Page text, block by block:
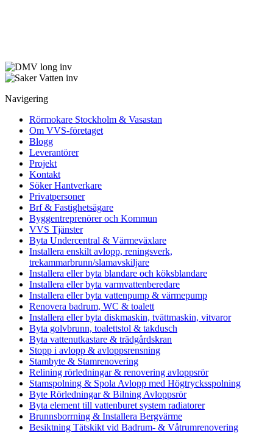
Navigering
Rörmokare Stockholm & Vasastan
Om VVS-företaget
Blogg
Leverantörer
Projekt
Kontakt
Söker Hantverkare
Privatpersoner
Brf & Fastighetsägare
Byggentreprenörer och Kommun
VVS Tjänster
Byta Undercentral & Värmeväxlare
Installera enskilt avlopp, reningsverk,
trekammarbrunn/slamavskiljare
Installera eller byta blandare och köksblandare
Installera eller byta varmvattenberedare
Installera eller byta vattenpump & värmepump
Renovera badrum, WC & toalett
Installera eller byta diskmaskin, tvättmaskin, vitvaror
Byta golvbrunn, toalettstol & takdusch
Byta vattenutkastare & trädgårdskran
Stopp i avlopp & avloppsrensning
Stambyte & Stamrenovering
Relining rörledningar & renovering avloppsrör
Stamspolning & Spola Avlopp med Högtrycksspolning
Byte Rörledningar & Bilning Avloppsrör
Byta element till vattenburet system radiatorer
Brunnsborrning & Installera Bergvärme
Besiktning Tätskikt vid Badrum- & Våtrumrenovering